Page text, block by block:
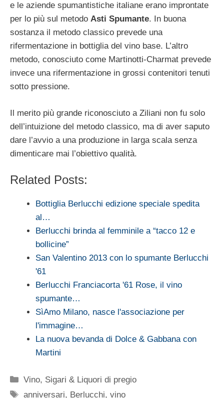
e le aziende spumantistiche italiane erano improntate
per lo più sul metodo Asti Spumante. In buona
sostanza il metodo classico prevede una
rifermentazione in bottiglia del vino base. L’altro
metodo, conosciuto come Martinotti-Charmat prevede
invece una rifermentazione in grossi contenitori tenuti
sotto pressione.
Il merito più grande riconosciuto a Ziliani non fu solo
dell’intuizione del metodo classico, ma di aver saputo
dare l’avvio a una produzione in larga scala senza
dimenticare mai l’obiettivo qualità.
Related Posts:
Bottiglia Berlucchi edizione speciale spedita
al…
Berlucchi brinda al femminile a “tacco 12 e
bollicine”
San Valentino 2013 con lo spumante Berlucchi
'61
Berlucchi Franciacorta '61 Rose, il vino
spumante…
SìAmo Milano, nasce l'associazione per
l'immagine…
La nuova bevanda di Dolce & Gabbana con
Martini
Categorie
Vino, Sigari & Liquori di pregio
Tag
anniversari, Berlucchi,vino